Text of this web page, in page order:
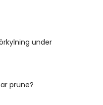
under
prune?